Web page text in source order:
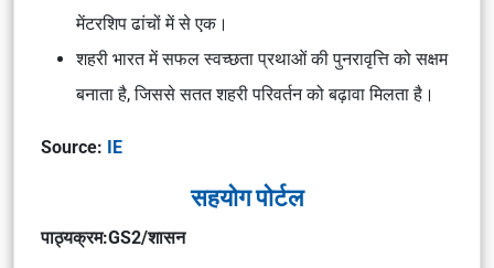
मेंटरशिप ढांचों में से एक।
शहरी भारत में सफल स्वच्छता प्रथाओं की पुनरावृत्ति को सक्षम
बनाता है, जिससे सतत शहरी परिवर्तन को बढ़ावा मिलता है।
Source: IE
सहयोग पोर्टल
पाठ्यक्रम:GS2/शासन